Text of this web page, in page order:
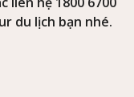
du lịch bạn nhé.